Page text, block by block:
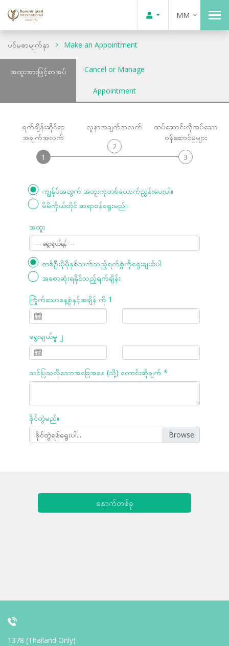
MM
ပင်မစာမျက်နှာ Make an Appointment
အထူးအားဖြင့်စာအုပ် Cancel or Manage
Appointment
ရက်ချိန်းဆိုင်ရာ
အချက်အလက်
1
လူနာအချက်အလက်
2
ထပ်ဆောင်းလိုအပ်သော
ဝန်ဆောင်မှုများ
3
ကျွန်ုပ်အတွက် အထူးကုတစ်ယောက်ညွှန်းပေးပါ။
မိမိကိုယ်တိုင် ဆရာဝန်ရွေးမည်။
အထူး
တစ်ဦးပိုမိုနှစ်သက်သည့်ရက်စွဲကိုရွေးချယ်ပါ
အစောဆုံးရနိုင်သည့်ရက်ချိန်း
ကြိုက်သောနေ့စွဲနှင့်အချိန် ကို 1
ရွေးချယ်မှု ၂
သင်ပြသလိုသောအခြေအနေ (သို့) တောင်းဆိုချက် *
ဖိုင်တွဲမည်။
ဖိုင်တွဲရန်ရွေးပါ...
နောက်တစ်ခု
1378 (Thailand Only)